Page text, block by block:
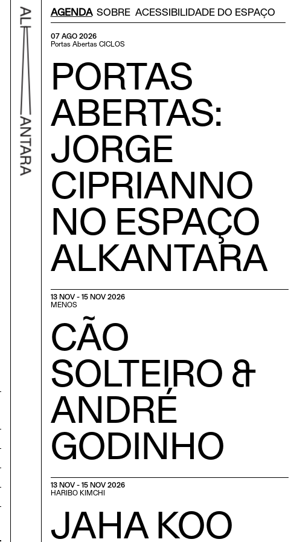
Menu Secondário
AGENDA SOBRE ACESSIBILIDADE DO ESPAÇO
07 AGO 2026
Portas AbertasCICLOS
PORTAS
ABERTAS:
JORGE
CIPRIANNO
NO ESPAÇO
ALKANTARA
13 NOV - 15 NOV 2026
MENOS
CÃO
SOLTEIRO &
ANDRÉ
GODINHO
13 NOV - 15 NOV 2026
HARIBO KIMCHI
JAHA KOO